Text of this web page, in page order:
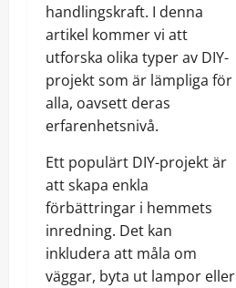
handlingskraft. I denna
artikel kommer vi att
utforska olika typer av DIY-
projekt som är lämpliga för
alla, oavsett deras
erfarenhetsnivå.
Ett populärt DIY-projekt är
att skapa enkla
förbättringar i hemmets
inredning. Det kan
inkludera att måla om
väggar, byta ut lampor eller